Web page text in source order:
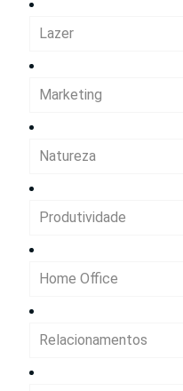
Lazer
Marketing
Natureza
Produtividade
Home Office
Relacionamentos